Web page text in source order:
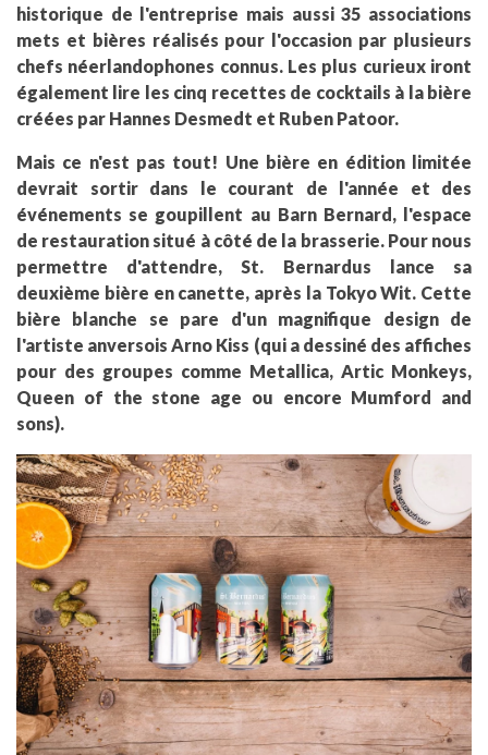
historique de l'entreprise mais aussi 35 associations
mets et bières réalisés pour l'occasion par plusieurs
chefs néerlandophones connus. Les plus curieux iront
également lire les cinq recettes de cocktails à la bière
créées par Hannes Desmedt et Ruben Patoor.
Mais ce n'est pas tout! Une bière en édition limitée
devrait sortir dans le courant de l'année et des
événements se goupillent au Barn Bernard, l'espace
de restauration situé à côté de la brasserie. Pour nous
permettre d'attendre, St. Bernardus lance sa
deuxième bière en canette, après la Tokyo Wit. Cette
bière blanche se pare d'un magnifique design de
l'artiste anversois Arno Kiss (qui a dessiné des affiches
pour des groupes comme Metallica, Artic Monkeys,
Queen of the stone age ou encore Mumford and
sons).